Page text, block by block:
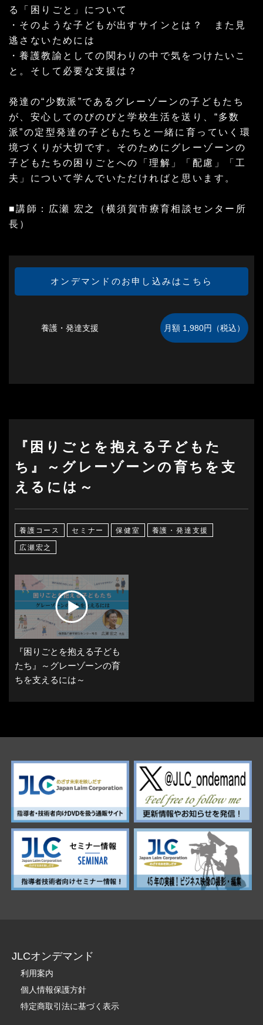
る「困りごと」について
・そのような子どもが出すサインとは？ また見
逃さないためには
・養護教諭としての関わりの中で気をつけたいこ
と。そして必要な支援は？
発達の“少数派”であるグレーゾーンの子どもたち
が、安心してのびのびと学校生活を送り、“多数
派”の定型発達の子どもたちと一緒に育っていく環
境づくりが大切です。そのためにグレーゾーンの
子どもたちの困りごとへの「理解」「配慮」「工
夫」について学んでいただければと思います。
■講師：広瀬 宏之（横須賀市療育相談センター所
長）
オンデマンドのお申し込みはこちら
養護・発達支援
『困りごとを抱える子どもた
ち』～グレーゾーンの育ちを支
えるには～
養護コース セミナー 保健室 養護・発達支援
広瀬宏之
『困りごとを抱える子ども
たち』～グレーゾーンの育
ちを支えるには～
JLCオンデマンド
利用案内
個人情報保護方針
特定商取引法に基づく表示